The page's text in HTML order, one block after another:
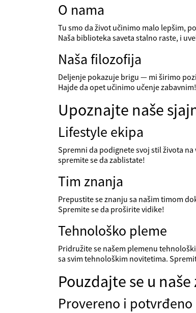
O nama
Tu smo da život učinimo malo lepšim,
Naša biblioteka saveta stalno raste, i
Naša filozofija
Deljenje pokazuje brigu — mi širimo
Hajde da opet učinimo učenje zabavnim!
Upoznajte naše
Lifestyle ekipa
Spremni da podignete svoj stil života
spremite se da zablistate!
Tim znanja
Prepustite se znanju sa našim timom
Spremite se da proširite vidike!
Tehnološko pleme
Pridružite se našem plemenu
sa svim tehnološkim novitetima.
Pouzdajte se u
Provereno i potvrđeno